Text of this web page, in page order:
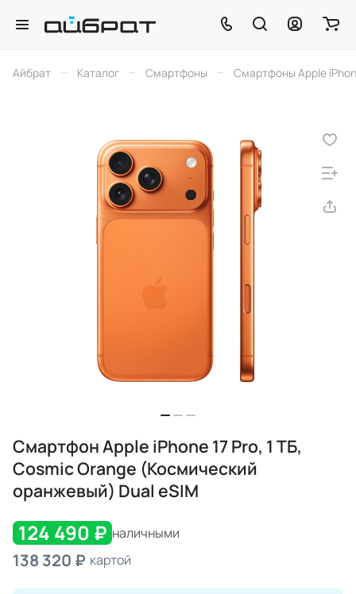
Айбрат – Каталог – Смартфоны – Смартфоны Apple
Смартфон Apple iPhone 17 Pro, 1 ТБ,
Cosmic Orange (Космический
оранжевый) Dual eSIM
124 490 ₽ наличными
138 320 ₽ картой